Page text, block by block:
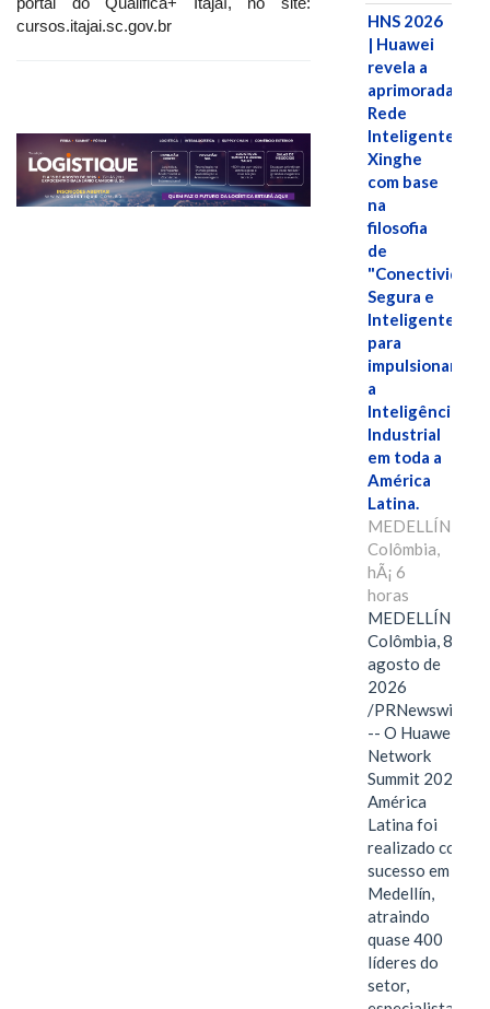
cursos.itajai.sc.gov.br
HNS 2026
| Huawei
revela a
aprimorada
Rede
Inteligente
Xinghe
com base
na
filosofia
de
"Conectividade
Segura e
Inteligente"
para
impulsionar
a
Inteligência
Industrial
em toda a
América
Latina.
MEDELLÍN,
Colômbia,
hÃ¡ 6
horas
MEDELLÍN,
Colômbia, 8 de
agosto de
2026
/PRNewswire/
-- O Huawei
Network
Summit 2026
América
Latina foi
realizado com
sucesso em
Medellín,
atraindo
quase 400
líderes do
setor,